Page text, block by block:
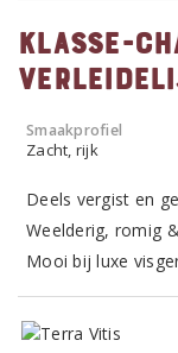
Klasse-
Smaakprofiel
Zacht, rijk
Deels vergist en
Weelderig, romig
Mooi bij luxe